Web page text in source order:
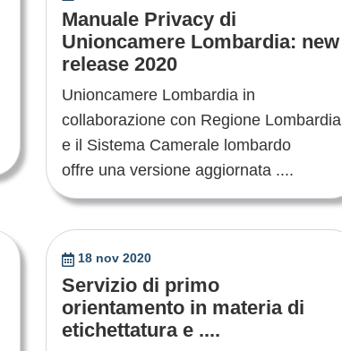
Manuale Privacy di
Unioncamere Lombardia: new
release 2020
Unioncamere Lombardia in
collaborazione con Regione Lombardia
e il Sistema Camerale lombardo
offre una versione aggiornata ....
18 nov 2020
Servizio di primo
orientamento in materia di
etichettatura e ....